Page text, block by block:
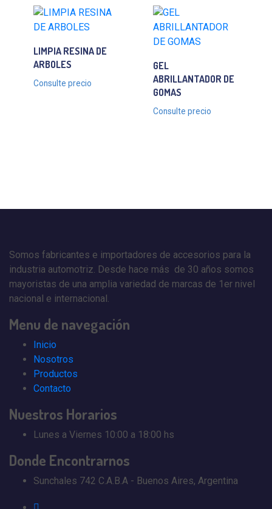
LIMPIA RESINA DE
ARBOLES
Consulte precio
GEL
ABRILLANTADOR DE
GOMAS
Consulte precio
Somos fabricantes e importadores de accesorios para la
industria automotriz. Desde hace más de 30 años somos
mayoristas de una amplia variedad de marcas de 1er nivel
nacional e internacional.
Menu de navegación
Inicio
Nosotros
Productos
Contacto
Nuestros Horarios
Lunes a Viernes 10:00 a 18:00 hs
Donde Encontrarnos
Sunchales 742 C.A.B.A - Buenos Aires, Argentina